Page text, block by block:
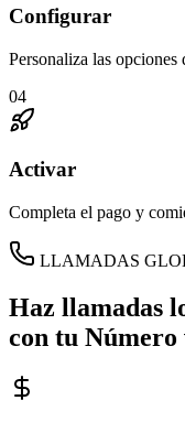
Configurar
Personaliza las opciones
04
Activar
Completa el pago y
LLAMADAS
Haz llamadas
con tu